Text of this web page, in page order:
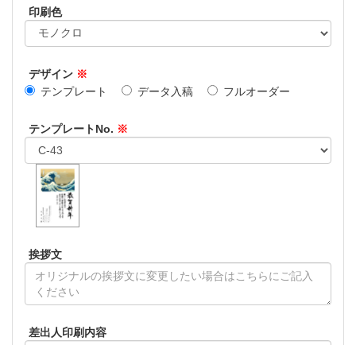
印刷色
デザイン ※
テンプレート
データ入稿 フルオーダー
テンプレートNo. ※
挨拶文
差出人印刷内容